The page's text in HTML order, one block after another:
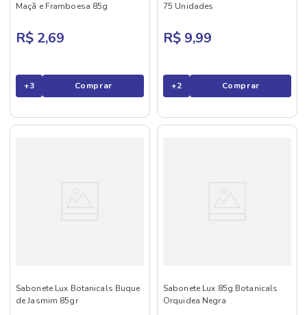
Maçã e Framboesa 85g
R$ 2,69
+3 Comprar
75 Unidades
R$ 9,99
+2 Comprar
Sabonete Lux Botanicals Buque
de Jasmim 85gr
Sabonete Lux 85g Botanicals
Orquidea Negra